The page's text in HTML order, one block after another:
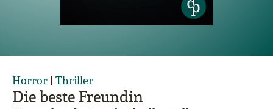
Die beste Freundin
Horror | Thriller